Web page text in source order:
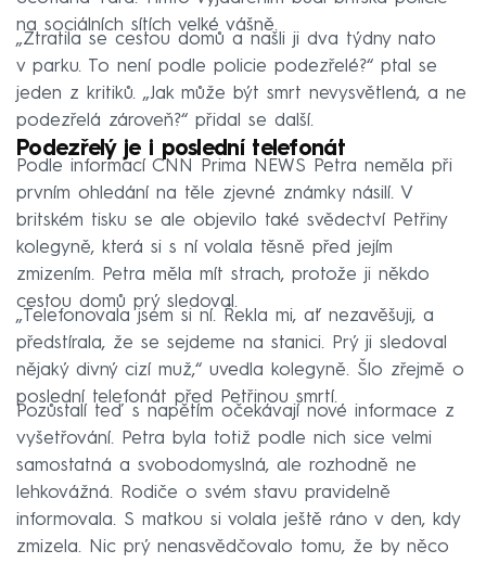
na sociálních sítích velké vášně.
„Ztratila se cestou domů a našli ji dva týdny nato
v parku. To není podle policie podezřelé?“ ptal se
jeden z kritiků. „Jak může být smrt nevysvětlená, a ne
podezřelá zároveň?“ přidal se další.
Podezřelý je i poslední telefonát
Podle informací CNN Prima NEWS Petra neměla při
prvním ohledání na těle zjevné známky násilí. V
britském tisku se ale objevilo také svědectví Petřiny
kolegyně, která si s ní volala těsně před jejím
zmizením. Petra měla mít strach, protože ji někdo
cestou domů prý sledoval.
„Telefonovala jsem si ní. Řekla mi, ať nezavěšuji, a
předstírala, že se sejdeme na stanici. Prý ji sledoval
nějaký divný cizí muž,“ uvedla kolegyně. Šlo zřejmě o
poslední telefonát před Petřinou smrtí.
Pozůstalí teď s napětím očekávají nové informace z
vyšetřování. Petra byla totiž podle nich sice velmi
samostatná a svobodomyslná, ale rozhodně ne
lehkovážná. Rodiče o svém stavu pravidelně
informovala. S matkou si volala ještě ráno v den, kdy
zmizela. Nic prý nenasvědčovalo tomu, že by něco